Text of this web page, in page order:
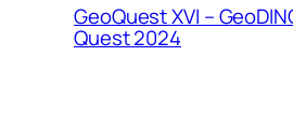
GeoQuest XVI –
Quest 2024